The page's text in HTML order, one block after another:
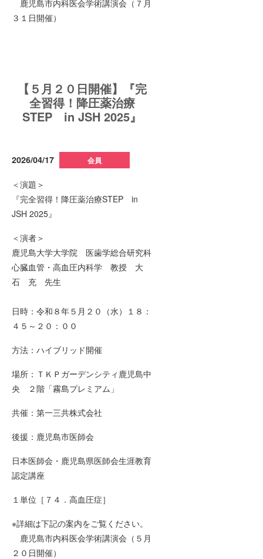
鹿児島市内科医会学術講演会（７月
３１日開催）
【５月２０日開催】『完
全習得！降圧薬治療
STEP in JSH 2025』
2026/04/17 会員
＜演題＞
『完全習得！降圧薬治療STEP in
JSH 2025』
＜演者＞
鹿児島大学大学院 医歯学総合研究科
心臓血管・高血圧内科学 教授 大
石 充 先生
日時：令和８年５月２０（水）１８：
４５～２０：００
方法：ハイブリッド開催
場所：ＴＫＰガーデンシティ鹿児島中
央 ２階「霧島プレミアム」
共催：第一三共株式会社
後援：鹿児島市医師会
日本医師会・鹿児島県医師会生涯教育
認定講座
１単位［７４．高血圧症］
※詳細は下記の案内をご覧ください。
鹿児島市内科医会学術講演会（５月
２０日開催）